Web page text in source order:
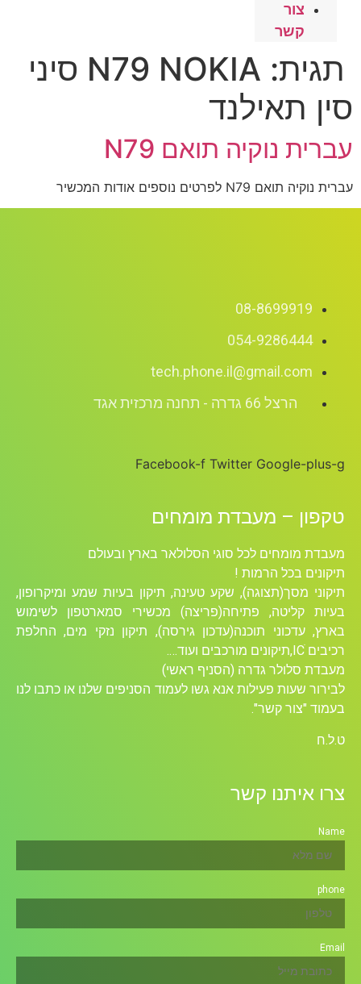
צור
קשר
תגית:
N79 NOKIA סיני
סין תאילנד
עברית נוקיה תואם N79
עברית נוקיה תואם N79 לפרטים נוספים אודות המכשיר
08-8699919
054-9286444
tech.phone.il@gmail.com
הרצל 66 גדרה - תחנה מרכזית אגד
Facebook-f Twitter Google-plus-g
טקפון – מעבדת מומחים
מעבדת מומחים לכל סוגי הסלולאר בארץ ובעולם
תיקונים בכל הרמות !
תיקוני מסך(תצוגה), שקע טעינה, תיקון בעיות שמע ומיקרופון,
בעיות קליטה, פתיחה(פריצה) מכשירי סמארטפון לשימוש
בארץ, עדכוני תוכנה(עדכון גירסה), תיקון נזקי מים, החלפת
רכיבים ICׁ,תיקונים מורכבים ועוד….
מעבדת סלולר גדרה (הסניף ראשי)
לבירור שעות פעילות אנא גשו לעמוד הסניפים שלנו או כתבו לנו
בעמוד "צור קשר".
ט.ל.ח
צרו איתנו קשר
Name
phone
Email